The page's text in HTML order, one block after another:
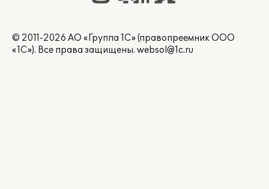
© 2011-2026 АО «Группа 1С» (правопреемник ООО
«1С»). Все права защищены. websol@1c.ru